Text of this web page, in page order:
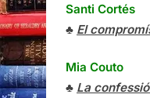
Santi Cortés
♣ El
Mia Couto
♣ La